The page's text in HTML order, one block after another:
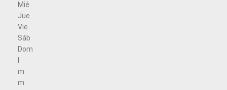
Mié
Jue
Vie
Sáb
Dom
m
m